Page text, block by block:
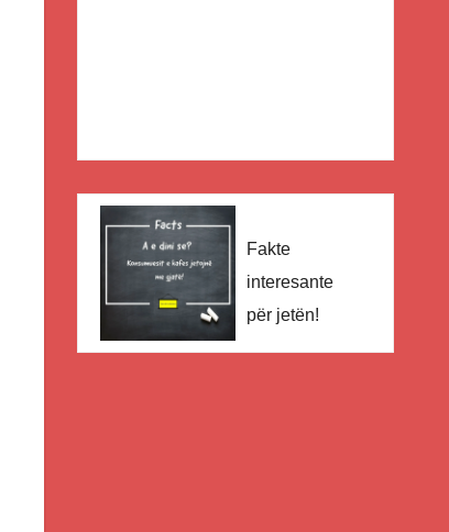
Fakte
interesante
për jetën!